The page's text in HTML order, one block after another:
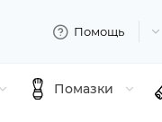
Помощь
Помазки